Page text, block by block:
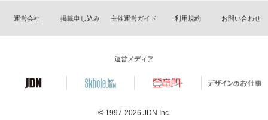
運営会社 掲載申し込み 主催運営ガイド 利用規約 お問い合わせ
運営メディア
© 1997-2026 JDN Inc.